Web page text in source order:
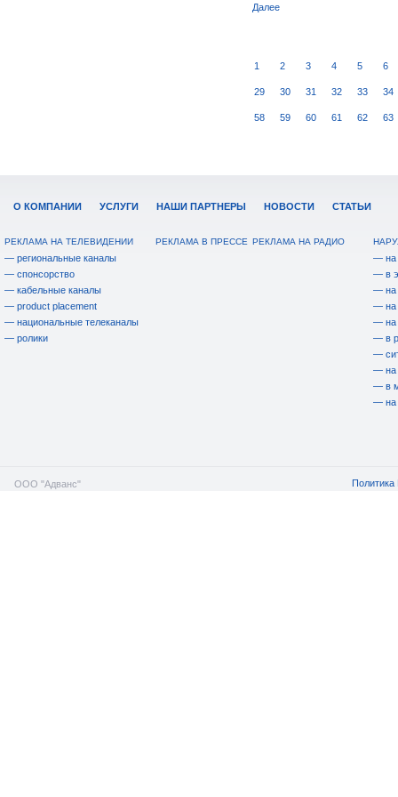
Далее
1 2 3 4 5 6
29 30 31 32 33 34
58 59 60 61 62 63
О КОМПАНИИ УСЛУГИ НАШИ ПАРТНЕРЫ НОВОСТИ СТАТЬИ
РЕКЛАМА НА ТЕЛЕВИДЕНИИ
— региональные каналы
— спонсорство
— кабельные каналы
— product placement
— национальные телеканалы
— ролики
РЕКЛАМА В ПРЕССЕ РЕКЛАМА НА РАДИО
— на
— в
— на
— на
— на
— в
—
— на
— в
— на
ООО "Адванс" Политика